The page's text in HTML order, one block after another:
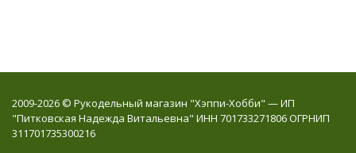
2009-2026 © Рукодельный магазин "Хэппи-Хобби" — ИП
"Питковская Надежда Витальевна" ИНН 701733271806 ОГРНИП
311701735300216